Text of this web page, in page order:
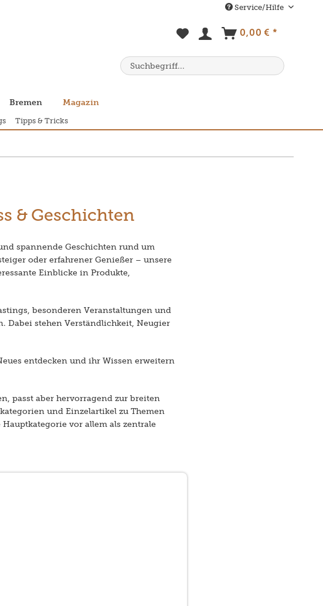
Service/Hilfe
0,00 € *
Bremen Magazin
Tipps & Tricks
& Geschichten
spannende Geschichten rund um
oder erfahrener Genießer – unsere
Einblicke in Produkte,
besonderen Veranstaltungen und
Dabei stehen Verständlichkeit, Neugier
entdecken und ihr Wissen erweitern
passt aber hervorragend zur breiten
und Einzelartikel zu Themen
vor allem als zentrale